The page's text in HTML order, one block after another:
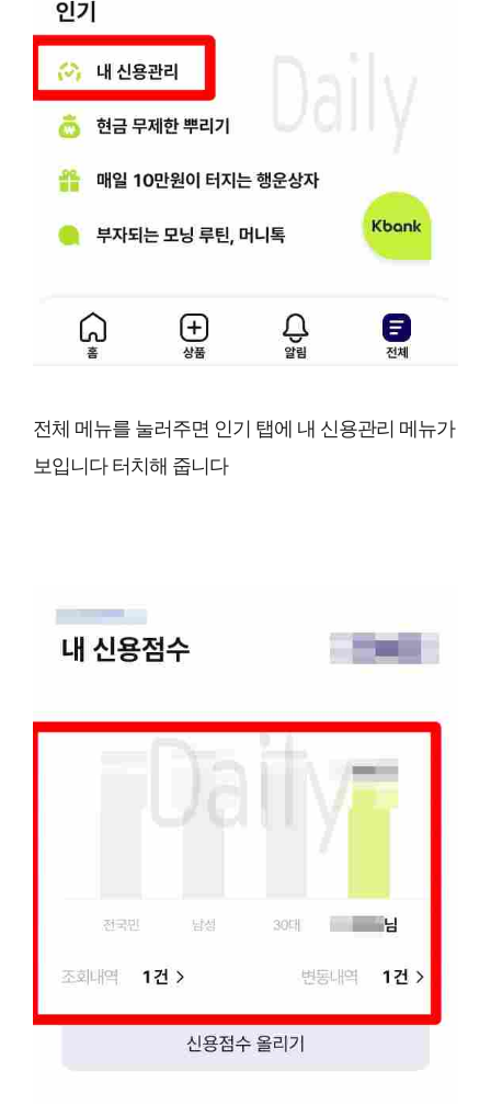
전체 메뉴를 눌러주면 인기 탭에 내 신용관리 메뉴가
보입니다 터치해 줍니다